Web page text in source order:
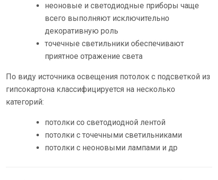
неоновые и светодиодные приборы чаще
всего выполняют исключительно
декоративную роль
точечные светильники обеспечивают
приятное отражение света
По виду источника освещения потолок с подсветкой из
гипсокартона классифицируется на несколько
категорий:
потолки со светодиодной лентой
потолки с точечными светильниками
потолки с неоновыми лампами и др